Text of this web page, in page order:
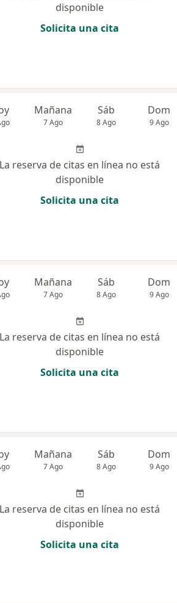
disponible
Solicita una cita
Mañana
7 Ago
Sáb
8 Ago
Dom
9 Ago
La reserva de citas en línea no está
disponible
Solicita una cita
Mañana
7 Ago
Sáb
8 Ago
Dom
9 Ago
La reserva de citas en línea no está
disponible
Solicita una cita
Mañana
7 Ago
Sáb
8 Ago
Dom
9 Ago
La reserva de citas en línea no está
disponible
Solicita una cita